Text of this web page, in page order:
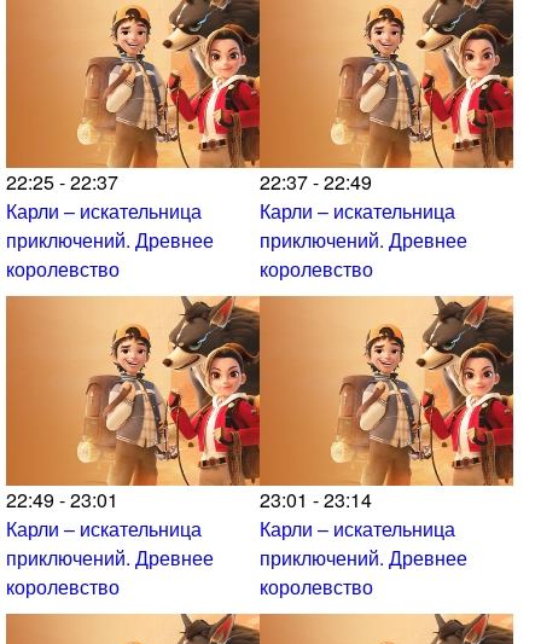
22:25 - 22:37
Карли – искательница
приключений. Древнее
королевство
22:37 - 22:49
Карли – искательница
приключений. Древнее
королевство
22:49 - 23:01
Карли – искательница
приключений. Древнее
королевство
23:01 - 23:14
Карли – искательница
приключений. Древнее
королевство